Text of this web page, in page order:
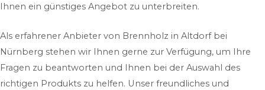
Ihnen ein günstiges Angebot zu unterbreiten.
Als erfahrener Anbieter von Brennholz in Altdorf bei
Nürnberg stehen wir Ihnen gerne zur Verfügung, um Ihre
Fragen zu beantworten und Ihnen bei der Auswahl des
richtigen Produkts zu helfen. Unser freundliches und